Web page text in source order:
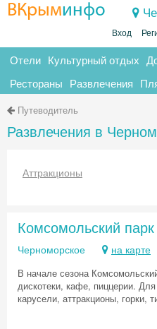
ВКрыминфо
Вход
Отели Культурный отдых
Рестораны Развлечения
Путеводитель
Развлечения в
Аттракционы
Комсомольский парк
Черноморское на карте
В начале сезона
дискотеки, кафе, пиццерии.
карусели, аттракционы, горки,